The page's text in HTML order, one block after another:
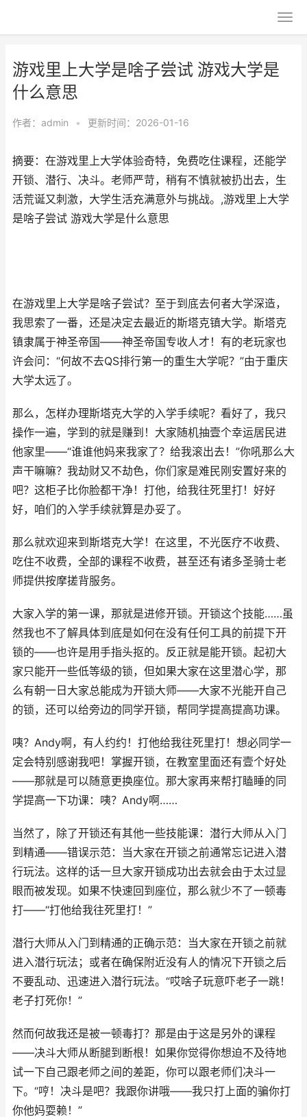
游戏里上大学是啥子尝试 游戏大学是
什么意思
作者： admin • 更新时间：2026-01-16
摘要：在游戏里上大学体验奇特，免费吃住课程，还能学
开锁、潜行、决斗。老师严苛，稍有不慎就被扔出去，生
活荒诞又刺激，大学生活充满意外与挑战。,游戏里上大学
是啥子尝试 游戏大学是什么意思
在游戏里上大学是啥子尝试？至于到底去何者大学深造，
我思索了一番，还是决定去最近的斯塔克镇大学。斯塔克
镇隶属于神圣帝国——神圣帝国专收人才！有的老玩家也
许会问：“何故不去QS排行第一的重生大学呢？”由于重庆
大学太远了。
那么，怎样办理斯塔克大学的入学手续呢？看好了，我只
操作一遍，学到的就是赚到！大家随机抽壹个幸运居民进
他家里——“谁谁他妈来我家了？给我滚出去！”你吼那么大
声干嘛嘛？我劫财又不劫色，你们家是难民刚安置好来的
吧？这柜子比你脸都干净！打他，给我往死里打！好好
好，咱们的入学手续就算是办妥了。
那么就欢迎来到斯塔克大学！在这里，不光医疗不收费、
吃住不收费，全部的课程不收费，甚至还有诸多圣骑士老
师提供按摩搓背服务。
大家入学的第一课，那就是进修开锁。开锁这个技能……虽
然我也不了解具体到底是如何在没有任何工具的前提下开
锁的——也许是用手指头抠的。反正就是能开锁。起初大
家只能开一些低等级的锁，但如果大家在这里潜心学，那
么有朝一日大家总能成为开锁大师——大家不光能开自己
的锁，还可以给旁边的同学开锁，帮同学提高提高功课。
咦？Andy啊，有人约约！打他给我往死里打！想必同学一
定会特别感谢我吧！掌握开锁，在教室里面还有壹个好处
——那就是可以随意更换座位。那大家再来帮打瞌睡的同
学提高一下功课：咦？Andy啊……
当然了，除了开锁还有其他一些技能课：潜行大师从入门
到精通——错误示范：当大家在开锁之前通常忘记进入潜
行玩法。这样的话一旦大家开锁成功出去就会由于太过显
眼而被发现。如果不快速回到座位，那么就少不了一顿毒
打——“打他给我往死里打！”
潜行大师从入门到精通的正确示范：当大家在开锁之前就
进入潜行玩法；或者在确保附近没有人的情况下开锁之后
不要乱动、迅速进入潜行玩法。“哎啥子玩意吓老子一跳！
老子打死你！”
然而何故我还是被一顿毒打？那是由于这是另外的课程
——决斗大师从断腿到断根！如果你觉得你想迫不及待地
试一下自己跟老师之间的差距，你可以跟老师们决斗一
下。“哼！决斗是吧？我跟你讲哦——我只打上面的骗你打
你他妈耍赖！”